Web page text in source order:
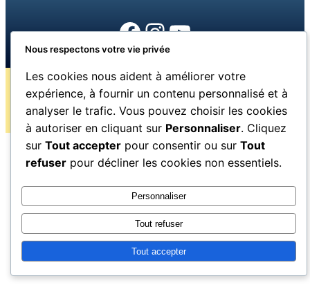
Facebook
Instagram
YouTube
Conditions
d’utilisattion
Mentions
légales
|
Tous droits réservés Frappe Dedans La
Vie © 2026 | Propulsé par Musipix.com
Nous respectons votre vie privée
Les cookies nous aident à améliorer votre
expérience, à fournir un contenu personnalisé et à
analyser le trafic. Vous pouvez choisir les cookies
à autoriser en cliquant sur Personnaliser. Cliquez
sur Tout accepter pour consentir ou sur Tout
refuser pour décliner les cookies non essentiels.
Personnaliser
Tout refuser
Tout accepter